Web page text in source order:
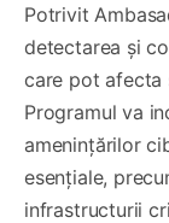
Potrivit
detectarea și
care pot afecta
Programul va
amenințărilor
esențiale,
infrastructurii